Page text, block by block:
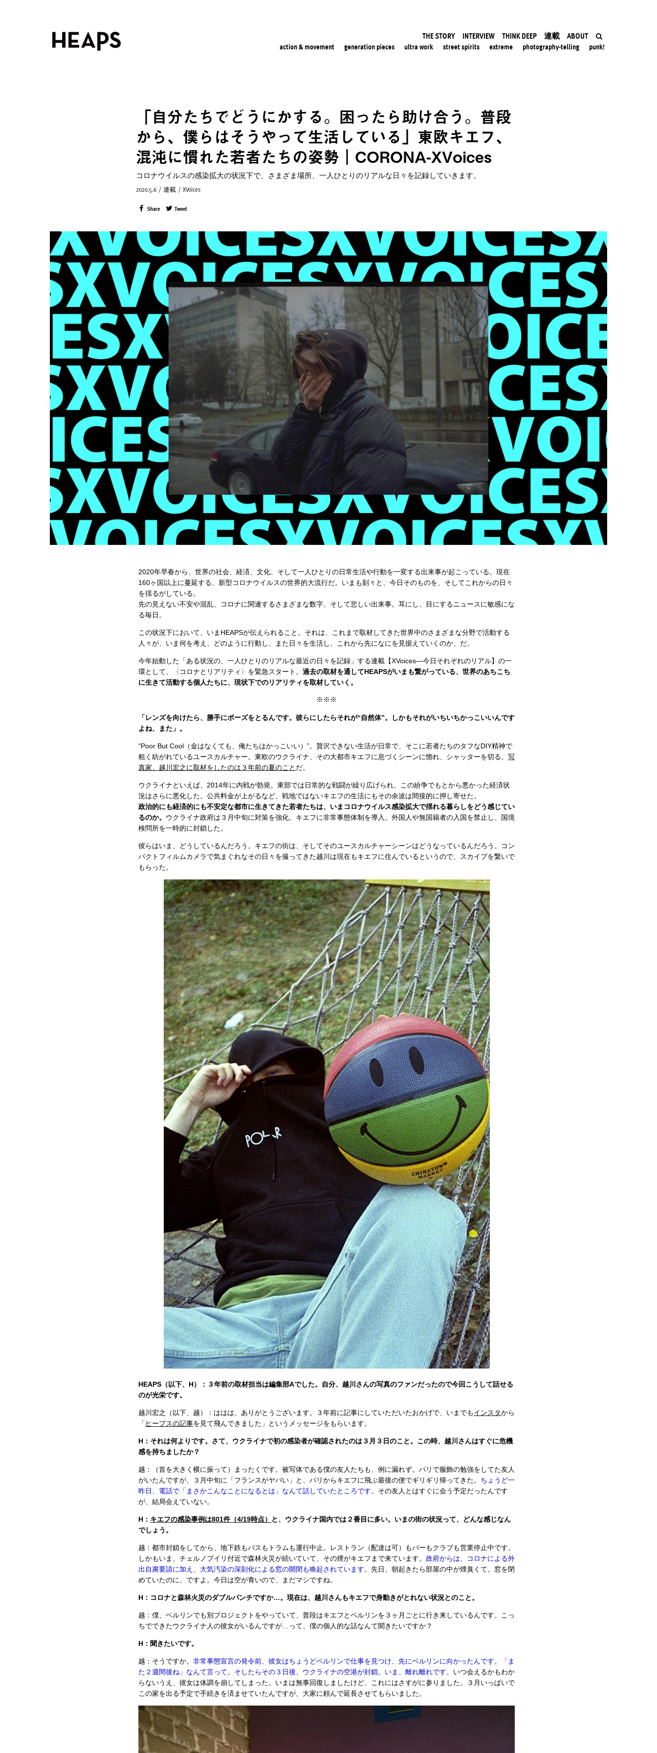
THE STORY INTERVIEW THINK DEEP 連載 ABOUT
action & movement generation pieces ultra work street spirits extreme photography-telling punk!
「自分たちでどうにかする。困ったら助け合う。普段
から、僕らはそうやって生活している」東欧キエフ、
混沌に慣れた若者たちの姿勢｜CORONA-XVoices
コロナウイルスの感染拡大の状況下で、さまざま場所、一人ひとりのリアルな日々を記録していきます。
2020.5.6 / 連載 / XVoices
Share Tweet
2020年早春から、世界の社会、経済、文化、そして一人ひとりの日常生活や行動を一変する出来事が起こっている。現在
160ヶ国以上に蔓延する、新型コロナウイルスの世界的大流行だ。いまも刻々と、今日そのものを、そしてこれからの日々
を揺るがしている。
先の見えない不安や混乱、コロナに関連するさまざまな数字、そして悲しい出来事。耳にし、目にするニュースに敏感にな
る毎日。
この状況下において、いまHEAPSが伝えられること。それは、これまで取材してきた世界中のさまざまな分野で活動する
人々が、いま何を考え、どのように行動し、また日々を生活し、これから先になにを見据えていくのか、だ。
今年始動した「ある状況の、一人ひとりのリアルな最近の日々を記録」する連載【XVoices—今日それぞれのリアル】の一
環として、〈コロナとリアリティ〉を緊急スタート。 過去の取材を通してHEAPSがいまも繋がっている、世界のあちこち
に生きて活動する個人たちに、現状下でのリアリティを取材していく。
※※※
「レンズを向けたら、勝手にポーズをとるんです。彼らにしたらそれが“自然体”。しかもそれがいちいちかっこいいんです
よね、また」。
“Poor But Cool（金はなくても、俺たちはかっこいい）”。贅沢できない生活が日常で、そこに若者たちのタフなDIY精神で
粗く紡がれているユースカルチャー。東欧のウクライナ、その大都市キエフに息づくシーンに惚れ、シャッターを切る。 写
真家、越川宏之に取材をしたのは３年前の夏のこと だ。
ウクライナといえば、2014年に内戦が勃発。東部では日常的な戦闘が繰り広げられ、この紛争でもとから悪かった経済状
況はさらに悪化した。公共料金が上がるなど、戦地ではないキエフの生活にもその余波は間接的に押し寄せた。
政治的にも経済的にも不安定な都市に生きてきた若者たちは、いまコロナウイルス感染拡大で揺れる暮らしをどう感じてい
るのか。 ウクライナ政府は３月中旬に対策を強化、キエフに非常事態体制を導入。外国人や無国籍者の入国を禁止し、国境
検問所を一時的に封鎖した。
彼らはいま、どうしているんだろう。キエフの街は、そしてそのユースカルチャーシーンはどうなっているんだろう。コン
パクトフィルムカメラで気まぐれなその日々を撮ってきた越川は現在もキエフに住んでいるというので、スカイプを繋いで
もらった。
HEAPS（以下、H）：３年前の取材担当は編集部Aでした。自分、越川さんの写真のファンだったので今回こうして話せる
のが光栄です。
越川宏之（以下、越）：ははは、ありがとうございます。３年前に記事にしていただいたおかげで、いまでもインスタから
「 ヒープスの記事を見て飛んできました」というメッセージをもらいます。
H：それは何よりです。さて、ウクライナで初の感染者が確認されたのは３月３日のこと。この時、越川さんはすぐに危機
感を持ちましたか？
越：（首を大きく横に振って）まったくです。被写体である僕の友人たちも、例に漏れず。パリで服飾の勉強をしてた友人
がいたんですが、３月中旬に「フランスがヤバい」と、パリからキエフに飛ぶ最後の便でギリギリ帰ってきた。 ちょうど一
昨日、電話で「まさかこんなことになるとは」なんて話していたところです。 その友人とはすぐに会う予定だったんです
が、結局会えていない。
H： キエフの感染事例は801件（4/19時点）
と、ウクライナ国内では２番目に多い。いまの街の状況って、どんな感じなん
でしょう。
越：都市封鎖をしてから、地下鉄もバスもトラムも運行中止。レストラン（配達は可）もバーもクラブも営業停止中です。
しかもいま、チェルノブイリ付近で森林火災が続いていて、その煙がキエフまで来ています。 政府からは、コロナによる外
出自粛要請に加え、大気汚染の深刻化による窓の開閉も喚起されています。 先日、朝起きたら部屋の中が煙臭くて。窓を閉
めていたのに、ですよ。今日は空が青いので、まだマシですね。
H：コロナと森林火災のダブルパンチですか…。現在は、越川さんもキエフで身動きがとれない状況とのこと。
越：僕、ベルリンでも別プロジェクトをやっていて、普段はキエフとベルリンを３ヶ月ごとに行き来しているんです。こっ
ちでできたウクライナ人の彼女がいるんですが…って、僕の個人的な話なんて聞きたいですか？
H：聞きたいです。
越：そうですか。 非常事態宣言の発令前、彼女はちょうどベルリンで仕事を見つけ、先にベルリンに向かったんです。「ま
た２週間後ね」なんて言って。そしたらその３日後、ウクライナの空港が封鎖。いま、離れ離れです。 いつ会えるかもわか
らないうえ、彼女は体調を崩してしまった。いまは無事回復しましたけど、これにはさすがに参りました。３月いっぱいで
この家を出る予定で手続きを済ませていたんですが、大家に頼んで延長させてもらいました。